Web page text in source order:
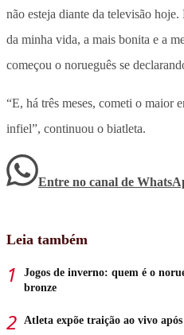
não esteja diante da televisão
da minha vida, a mais bonita e a
começou o norueguês se
“E, há três meses, cometi o maior
infiel”, continuou o biatleta.
Entre no canal de
Leia também
Jogos de inverno: quem é o
bronze
Atleta expõe traição ao vivo